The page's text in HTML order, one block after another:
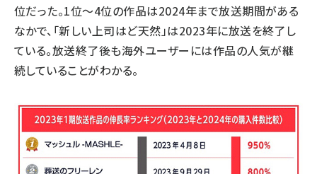
位だった。1位～4位の作品は2024年まで放送期間がある
なかで、「新しい上司はど天然」は2023年に放送を終了し
ている。放送終了後も海外ユーザーには作品の人気が継
続していることがわかる。